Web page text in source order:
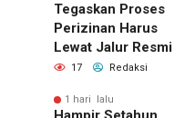
Tegaskan Proses
Perizinan Harus
Lewat Jalur Resmi
17 Redaksi
1 hari lalu